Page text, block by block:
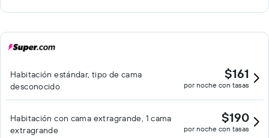
Habitación estándar, tipo de cama
desconocido
$161
por noche con tasas
Habitación con cama extragrande, 1 cama
extragrande
$190
por noche con tasas